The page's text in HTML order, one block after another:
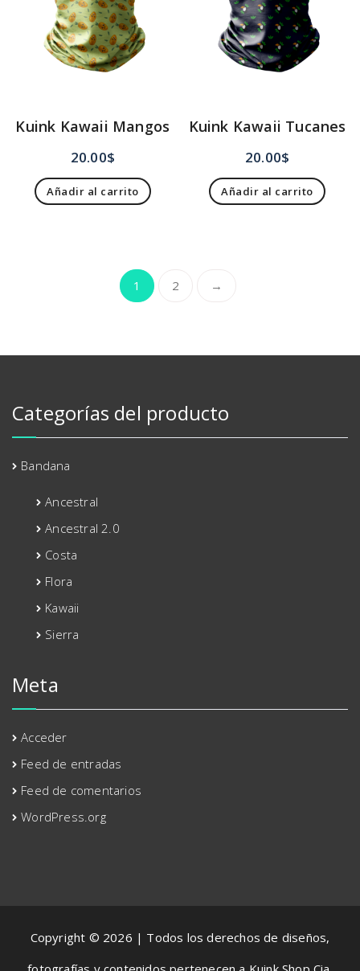
Kuink Kawaii Mangos
20.00$
Añadir al carrito
Kuink Kawaii Tucanes
20.00$
Añadir al carrito
1 2 →
Categorías del producto
Bandana
Ancestral
Ancestral 2.0
Costa
Flora
Kawaii
Sierra
Meta
Acceder
Feed de entradas
Feed de comentarios
WordPress.org
Copyright © 2026 | Todos los derechos de diseños,